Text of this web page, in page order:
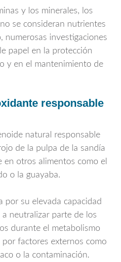
y los minerales, los
se consideran nutrientes
numerosas investigaciones
papel en la protección
y en el mantenimiento de
responsable
natural responsable
de la pulpa de la sandía
en otros alimentos como el
o la guayaba.
por su elevada capacidad
neutralizar parte de los
durante el metabolismo
factores externos como
o la contaminación.